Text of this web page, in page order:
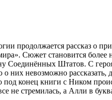
продолжается рассказ о
Сюжет становится более
Соединённых Штатов. С
них невозможно рассказать,
под конец книги с Ником
не стремилась, а Алли в